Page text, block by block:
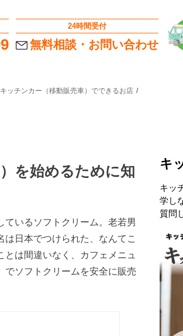
24時間受付
無料相談・お問い合わせ
キッチンカー（移動販売車）でできるお店
を始めるために知
ているソフトクリーム。老若男
日本でつけられた、なんてこ
は間違いなく、カフェメニュ
でソフトクリームを安全に販売
キ
キッ
学し
質問